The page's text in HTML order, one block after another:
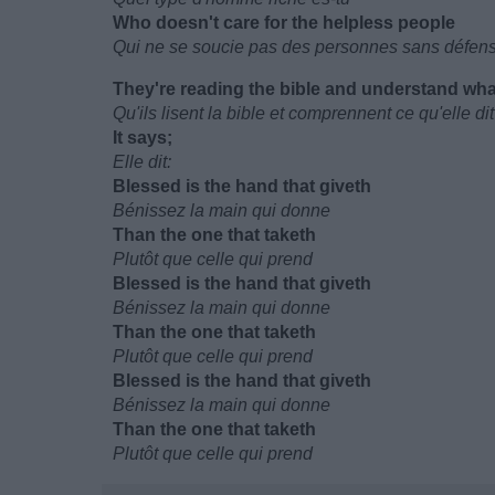
Who doesn't care for the helpless people
Qui ne se soucie pas des personnes sans
They're reading the bible and understand
Qu'ils lisent la bible et comprennent ce qu'elle dit
It says;
Elle dit:
Blessed is the hand that giveth
Bénissez la main qui donne
Than the one that taketh
Plutôt que celle qui prend
Blessed is the hand that giveth
Bénissez la main qui donne
Than the one that taketh
Plutôt que celle qui prend
Blessed is the hand that giveth
Bénissez la main qui donne
Than the one that taketh
Plutôt que celle qui prend